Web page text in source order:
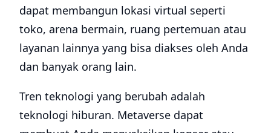
dapat membangun lokasi virtual seperti
toko, arena bermain, ruang pertemuan atau
layanan lainnya yang bisa diakses oleh Anda
dan banyak orang lain.
Tren teknologi yang berubah adalah
teknologi hiburan. Metaverse dapat